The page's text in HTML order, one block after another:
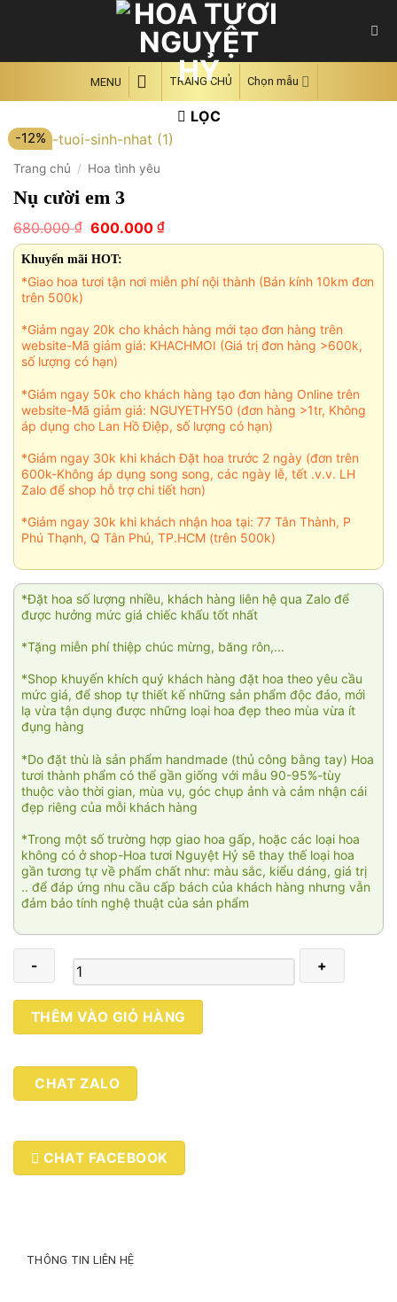
MENU TRANG CHỦ Chọn mẫu
LỌC
-12%
Trang chủ / Hoa tình yêu
Nụ cười em 3
680.000₫ Giá
gốc
là:
680.000 ₫.
600.000 ₫Giá
hiện
600.000 ₫.
Khuyến mãi HOT:
*Giao hoa tươi tận nơi miễn phí nội thành (Bán kính 10km đơn
trên 500k)
*Giảm ngay 20k cho khách hàng mới tạo đơn hàng trên
website-Mã giảm giá: KHACHMOI (Giá trị đơn hàng >600k,
số lượng có hạn)
*Giảm ngay 50k cho khách hàng tạo đơn hàng Online trên
website-Mã giảm giá: NGUYETHY50 (đơn hàng >1tr, Không
áp dụng cho Lan Hồ Điệp, số lượng có hạn)
*Giảm ngay 30k khi khách Đặt hoa trước 2 ngày (đơn trên
600k-Không áp dụng song song, các ngày lễ, tết .v.v. LH
Zalo để shop hỗ trợ chi tiết hơn)
*Giảm ngay 30k khi khách nhận hoa tại: 77 Tân Thành, P
Phú Thạnh, Q Tân Phú, TP.HCM (trên 500k)
*Đặt hoa số lượng nhiều, khách hàng liên hệ qua Zalo để
được hưởng mức giá chiếc khấu tốt nhất
*Tặng miễn phí thiệp chúc mừng, băng rôn,...
*Shop khuyến khích quý khách hàng đặt hoa theo yêu cầu
mức giá, để shop tự thiết kế những sản phẩm độc đáo, mới
lạ vừa tận dụng được những loại hoa đẹp theo mùa vừa ít
đụng hàng
*Do đặt thù là sản phẩm handmade (thủ công bằng tay) Hoa
tươi thành phẩm có thể gần giống với mẫu 90-95%-tùy
thuộc vào thời gian, mùa vụ, góc chụp ảnh và cảm nhận cái
đẹp riêng của mỗi khách hàng
*Trong một số trường hợp giao hoa gấp, hoặc các loại hoa
không có ở shop-Hoa tươi Nguyệt Hỷ sẽ thay thế loại hoa
gần tương tự về phẩm chất như: màu sắc, kiểu dáng, giá trị
.. để đáp ứng nhu cầu cấp bách của khách hàng nhưng vẫn
đảm bảo tính nghệ thuật của sản phẩm
cười
3
THÊM VÀO GIỎ HÀNG
CHAT ZALO
CHAT FACEBOOK
THÔNG TIN LIÊN HỆ